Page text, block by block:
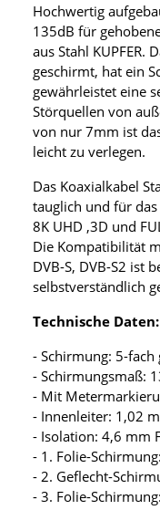
Hochwertig
135dB für
aus Stahl KUPFER.
geschirmt, hat ein
gewährleistet eine
Störquellen von
von nur 7mm ist
leicht zu verlegen.
Das Koaxialkabel
tauglich und für
8K UHD ,3D und
Die Kompatibilität
DVB-S, DVB-S2 ist
selbstverständlich
Technische Daten:
- Schirmung: 5-fach
- Schirmungsmaß:
- Mit
- Innenleiter: 1,02
- Isolation: 4,6 mm
- 1. Folie-
- 2. Geflecht-
- 3. Folie-